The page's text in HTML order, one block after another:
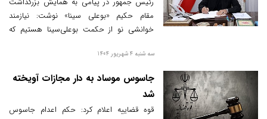
مقام حکیم «بوعلی سینا» نوشت: نیازمند
خوانشی نو از حکمت بوعلی‌سینا هستیم که
سه شنبه 4 شهریور 1404
جاسوس موساد به دار مجازات آویخته
شد
قوه قضاییه اعلام کرد: حکم اعدام جاسوس